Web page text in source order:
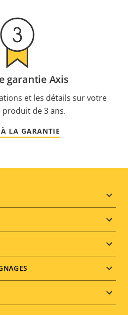
garantie Axis
et les détails sur votre
produit de 3 ans.
LA GARANTIE